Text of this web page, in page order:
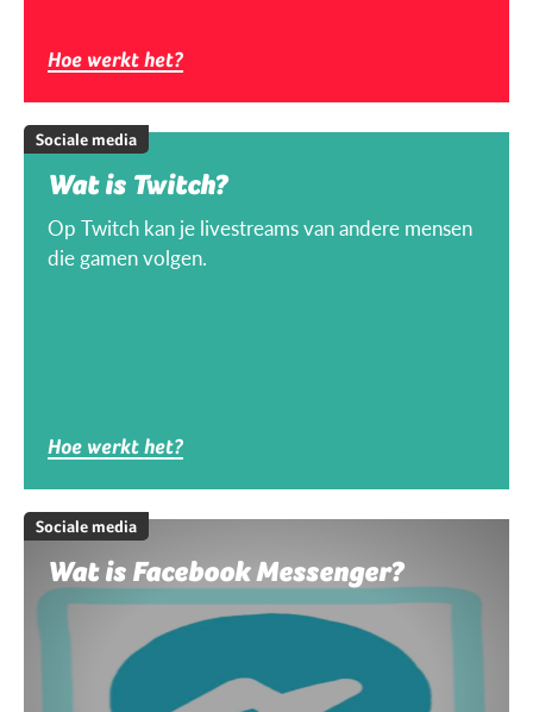
Hoe werkt het?
Sociale media
Wat is Twitch?
Op Twitch kan je livestreams van andere mensen
die gamen volgen.
Hoe werkt het?
Sociale media
Wat is Facebook Messenger?